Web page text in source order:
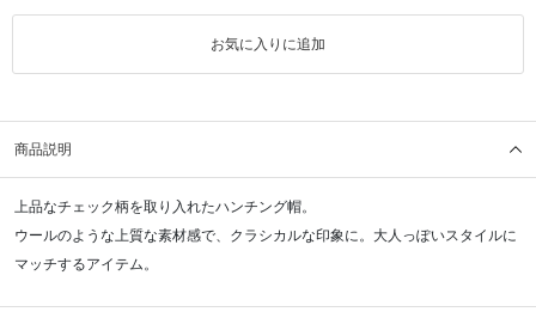
お気に入りに追加
商品説明
上品なチェック柄を取り入れたハンチング帽。
ウールのような上質な素材感で、クラシカルな印象に。大人っぽいスタイルに
マッチするアイテム。